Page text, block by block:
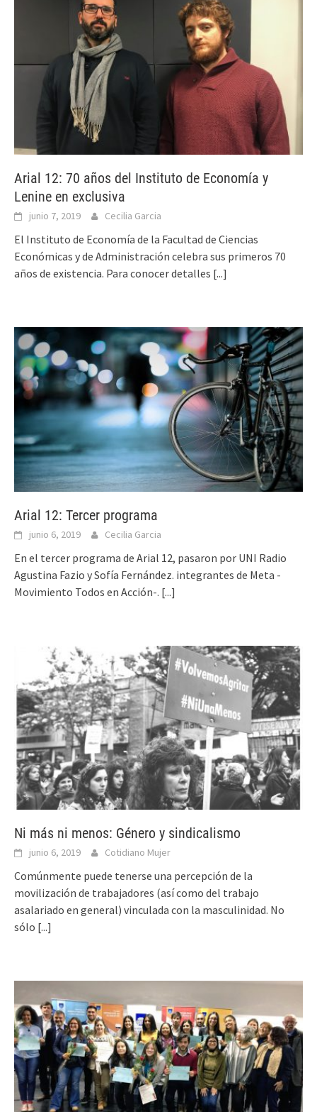
Arial 12: 70 años del Instituto de Economía y
Lenine en exclusiva
junio 7, 2019 Cecilia Garcia
El Instituto de Economía de la Facultad de Ciencias
Económicas y de Administración celebra sus primeros 70
años de existencia. Para conocer detalles [...]
Arial 12: Tercer programa
junio 6, 2019 Cecilia Garcia
En el tercer programa de Arial 12, pasaron por UNI Radio
Agustina Fazio y Sofía Fernández. integrantes de Meta -
Movimiento Todos en Acción-. [...]
Ni más ni menos: Género y sindicalismo
junio 6, 2019 Cotidiano Mujer
Comúnmente puede tenerse una percepción de la
movilización de trabajadores (así como del trabajo
asalariado en general) vinculada con la masculinidad. No
sólo [...]